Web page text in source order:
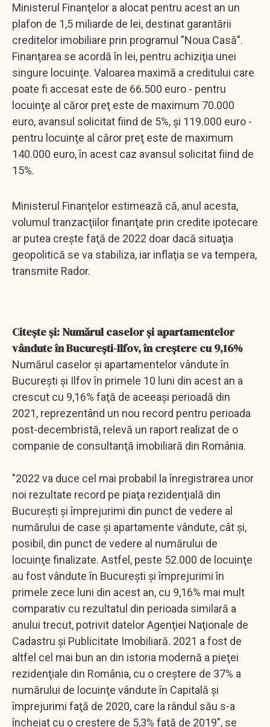
Ministerul Finanţelor a alocat pentru acest an un
plafon de 1,5 miliarde de lei, destinat garantării
creditelor imobiliare prin programul "Noua Casă".
Finanţarea se acordă în lei, pentru achiziţia unei
singure locuinţe. Valoarea maximă a creditului care
poate fi accesat este de 66.500 euro - pentru
locuinţe al căror preţ este de maximum 70.000
euro, avansul solicitat fiind de 5%, şi 119.000 euro -
pentru locuinţe al căror preţ este de maximum
140.000 euro, în acest caz avansul solicitat fiind de
15%.
Ministerul Finanţelor estimează că, anul acesta,
volumul tranzacţiilor finanţate prin credite ipotecare
ar putea creşte faţă de 2022 doar dacă situaţia
geopolitică se va stabiliza, iar inflaţia se va tempera,
transmite Rador.
Citeşte şi: Numărul caselor şi apartamentelor
vândute în Bucureşti-Ilfov, în creştere cu 9,16%
Numărul caselor şi apartamentelor vândute în
Bucureşti şi Ilfov în primele 10 luni din acest an a
crescut cu 9,16% faţă de aceeaşi perioadă din
2021, reprezentând un nou record pentru perioada
post-decembristă, relevă un raport realizat de o
companie de consultanţă imobiliară din România.
"2022 va duce cel mai probabil la înregistrarea unor
noi rezultate record pe piaţa rezidenţială din
Bucureşti şi împrejurimi din punct de vedere al
numărului de case şi apartamente vândute, cât şi,
posibil, din punct de vedere al numărului de
locuinţe finalizate. Astfel, peste 52.000 de locuinţe
au fost vândute în Bucureşti şi împrejurimi în
primele zece luni din acest an, cu 9,16% mai mult
comparativ cu rezultatul din perioada similară a
anului trecut, potrivit datelor Agenţiei Naţionale de
Cadastru şi Publicitate Imobiliară. 2021 a fost de
altfel cel mai bun an din istoria modernă a pieţei
rezidenţiale din România, cu o creştere de 37% a
numărului de locuinţe vândute în Capitală şi
împrejurimi faţă de 2020, care la rândul său s-a
încheiat cu o creştere de 5,3% faţă de 2019", se